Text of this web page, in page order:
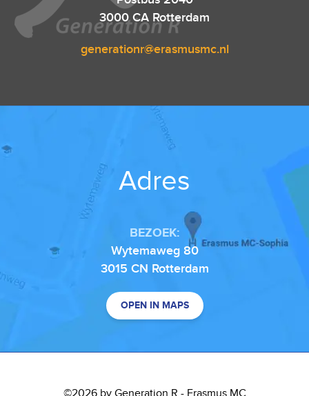
3000 CA Rotterdam
generationr@erasmusmc.nl
Adres
BEZOEK:
Wytemaweg 80
3015 CN Rotterdam
OPEN IN MAPS